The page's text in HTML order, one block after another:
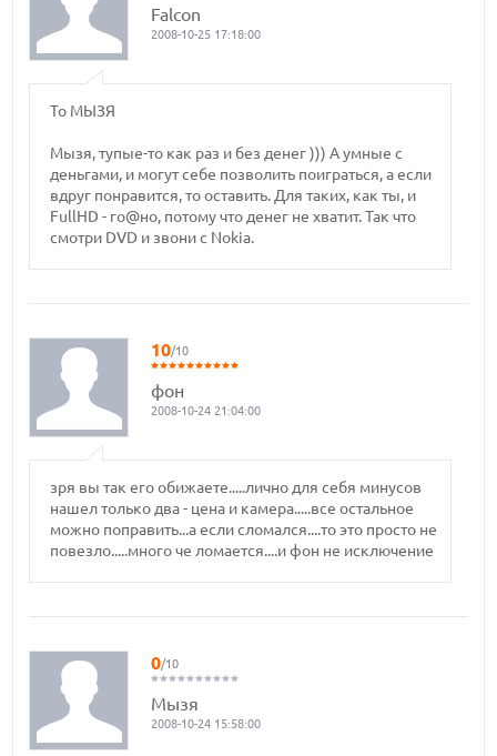
Falcon
2008-10-25 17:18:00
To МЫЗЯ
Мызя, тупые-то как раз и без денег ))) А умные с
деньгами, и могут себе позволить поиграться, а если
вдруг понравится, то оставить. Для таких, как ты, и
FullHD - го@но, потому что денег не хватит. Так что
смотри DVD и звони с Nokia.
10/10
фон
2008-10-24 21:04:00
зря вы так его обижаете.....лично для себя минусов
нашел только два - цена и камера.....все остальное
можно поправить...а если сломался....то это просто не
повезло.....много че ломается....и фон не исключение
0/10
Мызя
2008-10-24 15:58:00